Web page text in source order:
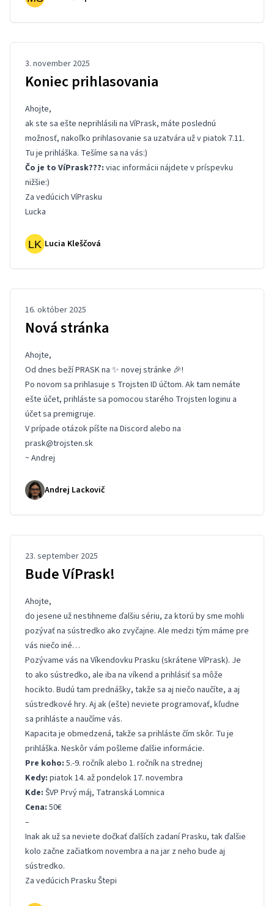
3. november 2025
Koniec prihlasovania
Ahojte,
ak ste sa ešte neprihlásili na VíPrask, máte poslednú
možnosť, nakoľko prihlasovanie sa uzatvára už v piatok 7.11.
Tu je prihláška. Tešíme sa na vás:)
Čo je to VíPrask???: viac informácii nájdete v príspevku
nižšie:)
Za vedúcich VíPrasku
Lucka
Lucia Kleščová
16. október 2025
Nová stránka
Ahojte,
Od dnes beží PRASK na ✨ novej stránke 🎉!
Po novom sa prihlasuje s Trojsten ID účtom. Ak tam nemáte
ešte účet, prihláste sa pomocou starého Trojsten loginu a
účet sa premigruje.
V prípade otázok píšte na Discord alebo na
prask@trojsten.sk
~ Andrej
Andrej Lackovič
23. september 2025
Bude VíPrask!
Ahojte,
do jesene už nestihneme ďalšiu sériu, za ktorú by sme mohli
pozývať na sústredko ako zvyčajne. Ale medzi tým máme pre
vás niečo iné…
Pozývame vás na Víkendovku Prasku (skrátene VíPrask). Je
to ako sústredko, ale iba na víkend a prihlásiť sa môže
hocikto. Budú tam prednášky, takže sa aj niečo naučíte, a aj
sústredkové hry. Aj ak (ešte) neviete programovať, kľudne
sa prihláste a naučíme vás.
Kapacita je obmedzená, takže sa prihláste čím skôr. Tu je
prihláška. Neskôr vám pošleme ďalšie informácie.
Pre koho: 5.-9. ročník alebo 1. ročník na strednej
Kedy: piatok 14. až pondelok 17. novembra
Kde: ŠVP Prvý máj, Tatranská Lomnica
Cena: 50€
–
Inak ak už sa neviete dočkať ďalších zadaní Prasku, tak ďalšie
kolo začne začiatkom novembra a na jar z neho bude aj
sústredko.
Za vedúcich Prasku Štepi